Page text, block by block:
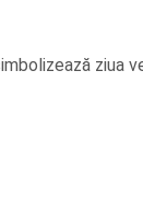
ziua